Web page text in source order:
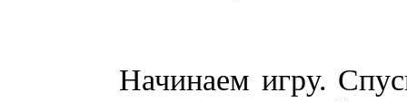
Начинаем игру.